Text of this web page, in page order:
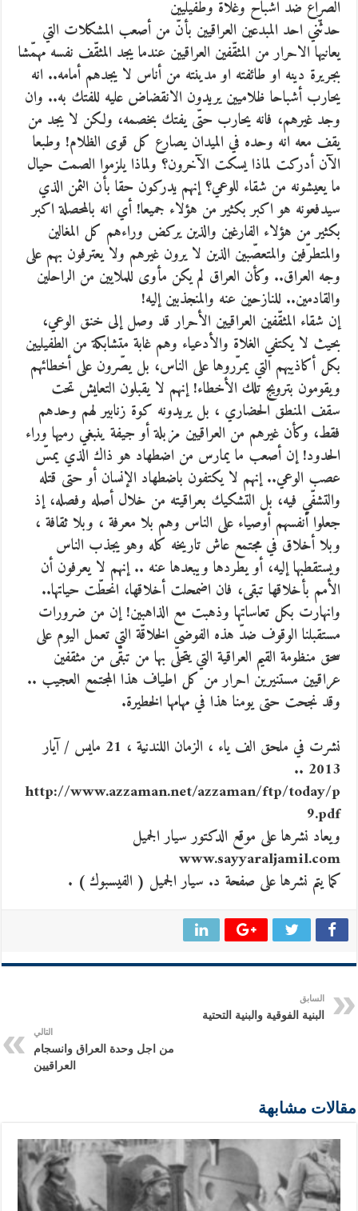
الصراع ضد اشباح وغلاة وطفيليين
حدثّني احد المبدعين العراقيين بأنّ من أصعب المشكلات التي
يعانيها الاحرار من المثقّفين العراقيين عندما يجد المثقّف نفسه مهمّشا
بجريرة دينه او طائفته او مدينته من أناس لا يجدهم أمامه.. انه
يحارب أشباحا ظلاميين يريدون الانقضاض عليه للفتك به.. وان
وجد غيرهم، فانه يحارب حتّى يفتك بخصمه، ولكن لا يجد من
يقف معه انه وحده في الميدان يصارع كل قوى الظلام! وطبعا
الآن أدركت لماذا يسكت الآخرون؟ ولماذا يلزموا الصمت حيال
ما يعيشونه من شقاء للوعي؟ إنهم يدركون حقا بأن الثمن الذي
سيدفعونه هو اكبر بكثير من هؤلاء جميعا! أي انه بالمحصلة اكبر
بكثير من هؤلاء الفارغين والذين يركض وراءهم كل المغالين
والمتطرّفين والمتعصّبين الذين لا يرون غيرهم ولا يعترفون بهم على
وجه العراق.. وكأن العراق لم يكن مأوى للملايين من الراحلين
والقادمين.. للنازحين عنه والمنجذبين إليه!
إن شقاء المثقّفين العراقيين الأحرار قد وصل إلى خنق الوعي،
بحيث لا يكتفي الغلاة والأدعياء وهم غابة متشابكة من الطفيليين
بكل أكاذيبهم التي يمرّروها على الناس، بل يصّرون على أخطائهم
ويقومون بترويج تلك الأخطاء! إنهم لا يقبلون التعايش تحت
سقف المنطق الحضاري ، بل يريدونه كوة زنابير لهم وحدهم
فقط، وكأن غيرهم من العراقيين مزبلة أو جيفة ينبغي رميها وراء
الحدود! إن أصعب ما يمارس من اضطهاد هو ذاك الذي يمسّ
عصب الوعي.. إنهم لا يكتفون باضطهاد الإنسان أو حتى قتله
والتشفّي فيه، بل التشكيك بعراقيته من خلال أصله وفصله، إذ
جعلوا أنفسهم أوصياء على الناس وهم بلا معرفة ، وبلا ثقافة ،
وبلا أخلاق في مجتمع عاش تاريخه كله وهو يجذب الناس
ويستقطبها إليه، أو يطردها ويبعدها عنه .. إنهم لا يعرفون أن
الأمم بأخلاقها تبقى، فان اضمحلت أخلاقها، انحطّت حياتها..
وانهارت بكل تعاساتها وذهبت مع الذاهبين! إن من ضرورات
مستقبلنا الوقوف ضدّ هذه الفوضى الخلاقّة التي تعمل اليوم على
سحق منظومة القيم العراقية التي يتحلّى بها من تبقّى من مثقفين
عراقيين مستنيرين احرار من كل اطياف هذا المجتمع العجيب ..
وقد نجحت حتى يومنا هذا في مهامها الخطيرة.
نشرت في ملحق الف ياء ، الزمان اللندنية ، 21 مايس / آيار
2013 ..
http://www.azzaman.net/azzaman/ftp/today/p
9.pdf
ويعاد نشرها على موقع الدكتور سيار الجميل
www.sayyaraljamil.com
كما يتم نشرها على صفحة د. سيار الجميل ( الفيسبوك ) .
السابق
البنية الفوقية والبنية التحتية
التالي
من اجل وحدة العراق وانسجام
العراقيين
مقالات مشابهة